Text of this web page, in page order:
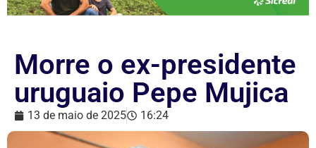
Morre o ex-presidente
uruguaio Pepe Mujica
13 de maio de 2025 16:24